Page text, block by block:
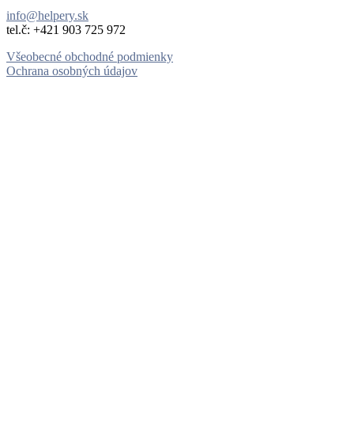
info@helpery.sk
tel.č: ‪+421 903 725 972
Všeobecné obchodné podmienky
Ochrana osobných údajov